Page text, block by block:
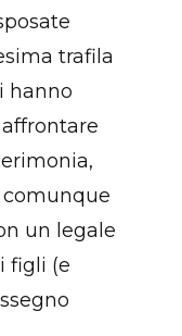
trafila
hanno
comunque
un legale
figli (e